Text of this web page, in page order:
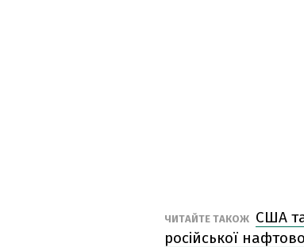
ЧИТАЙТЕ ТАКОЖ США
російської